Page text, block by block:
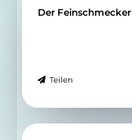
Der Feinschmecker
Teilen